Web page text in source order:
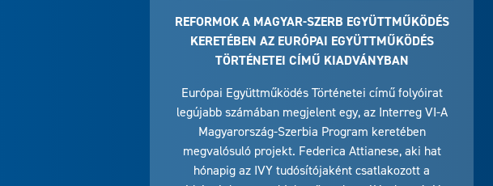
REFORMOK A MAGYAR-SZERB EGYÜTTMŰKÖDÉS
KERETÉBEN AZ EURÓPAI EGYÜTTMŰKÖDÉS
TÖRTÉNETEI CÍMŰ KIADVÁNYBAN
Európai Együttműködés Történetei című folyóirat
legújabb számában megjelent egy, az Interreg VI-A
Magyarország-Szerbia Program keretében
megvalósuló projekt. Federica Attianese, aki hat
hónapig az IVY tudósítójaként csatlakozott a